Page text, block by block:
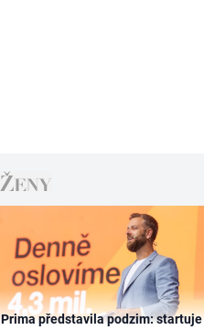
Prima představila podzim: startuje